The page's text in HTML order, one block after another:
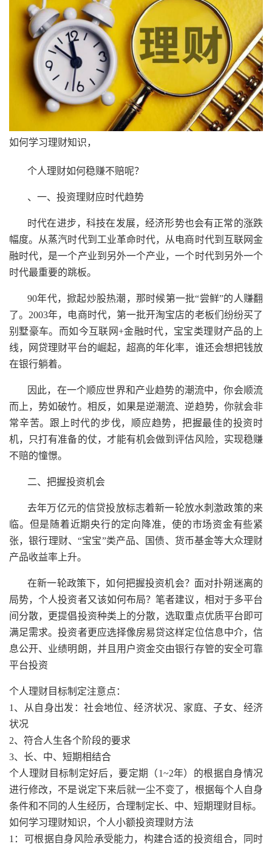
如何学习理财知识，
个人理财如何稳赚不赔呢？
、一、投资理财应时代趋势
时代在进步，科技在发展，经济形势也会有正常的涨跌
幅度。从蒸汽时代到工业革命时代，从电商时代到互联网金
融时代，是一个产业到另外一个产业，一个时代到另外一个
时代最重要的跳板。
90年代，掀起炒股热潮，那时候第一批“尝鲜”的人赚翻
了。2003年，电商时代，第一批开淘宝店的老板们纷纷买了
别墅豪车。而如今互联网+金融时代，宝宝类理财产品的上
线，网贷理财平台的崛起，超高的年化率，谁还会想把钱放
在银行躺着。
因此，在一个顺应世界和产业趋势的潮流中，你会顺流
而上，势如破竹。相反，如果是逆潮流、逆趋势，你就会非
常辛苦。跟上时代的步伐，顺应趋势，把握最佳的投资时
机，只打有准备的仗，才能有机会做到评估风险，实现稳赚
不赔的憧憬。
二、把握投资机会
去年万亿元的信贷投放标志着新一轮放水刺激政策的来
临。但是随着近期央行的定向降准，使的市场资金有些紧
张，银行理财、“宝宝”类产品、国债、货币基金等大众理财
产品收益率上升。
在新一轮政策下，如何把握投资机会？面对扑朔迷离的
局势，个人投资者又该如何布局？笔者建议，相对于多平台
间分散，更提倡投资种类上的分散，选取重点优质平台即可
满足需求。投资者更应选择像房易贷这样定位信息中介，信
息公开、业绩明朗，并且用户资金交由银行存管的安全可靠
平台投资
个人理财目标制定注意点：
1、从自身出发：社会地位、经济状况、家庭、子女、经济
状况
2、符合人生各个阶段的要求
3、长、中、短期相结合
个人理财目标制定好后，要定期（1~2年）的根据自身情况
进行修改，不是说定下来后就一尘不变了，根据每个人自身
条件和不同的人生经历，合理制定长、中、短期理财目标。
如何学习理财知识，个人小额投资理财方法
1：可根据自身风险承受能力，构建合适的投资组合，同时